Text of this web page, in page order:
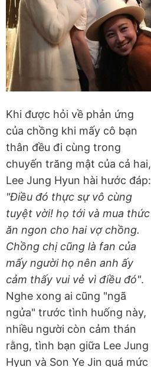
Khi được hỏi về phản ứng
của chồng khi mấy cô bạn
thân đều đi cùng trong
chuyến trăng mật của cả hai,
Lee Jung Hyun hài hước đáp:
"Điều đó thực sự vô cùng
tuyệt vời! họ tới và mua thức
ăn ngon cho hai vợ chồng.
Chồng chị cũng là fan của
mấy người họ nên anh ấy
cảm thấy vui vẻ vì điều đó".
Nghe xong ai cũng "ngã
ngửa" trước tình huống này,
nhiều người còn cảm thán
rằng, tình bạn giữa Lee Jung
Hyun và Son Ye Jin quá mức